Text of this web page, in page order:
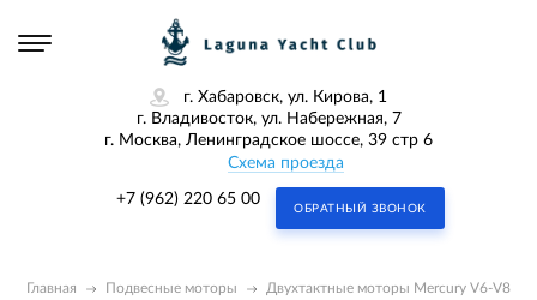
г. Хабаровск, ул. Кирова, 1
г. Владивосток, ул. Набережная, 7
г. Москва, Ленинградское шоссе, 39 стр 6
Схема проезда
+7 (962) 220 65 00
ОБРАТНЫЙ ЗВОНОК
Главная Подвесные моторы
Двухтактные моторы Mercury V6-V8